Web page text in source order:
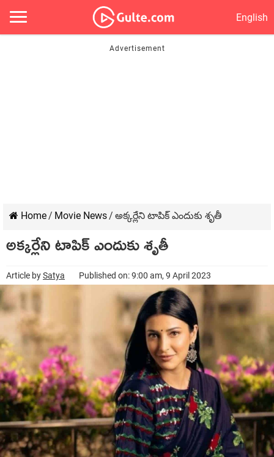
English
Home/ Movie News/ అక్కర్లేని టాపిక్ ఎందుకు శృతీ
అక్కర్లేని టాపిక్ ఎందుకు శృతీ
Article bySatya Published on: 9:00 am, 9 April 2023